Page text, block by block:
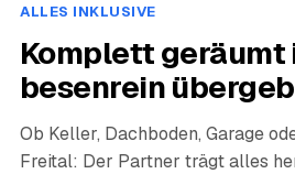
ALLES INKLUSIVE
Komplett geräumt
besenrein
Ob Keller, Dachboden, Garage
Freital: Der Partner trägt alles